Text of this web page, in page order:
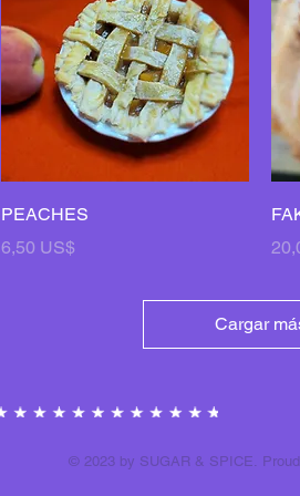
Vista rápida
PEACHES
Precio
6,50 US$
Cargar
© 2023 by SUGAR & SPICE.